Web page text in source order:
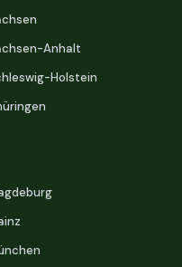
Anhalt
Holstein